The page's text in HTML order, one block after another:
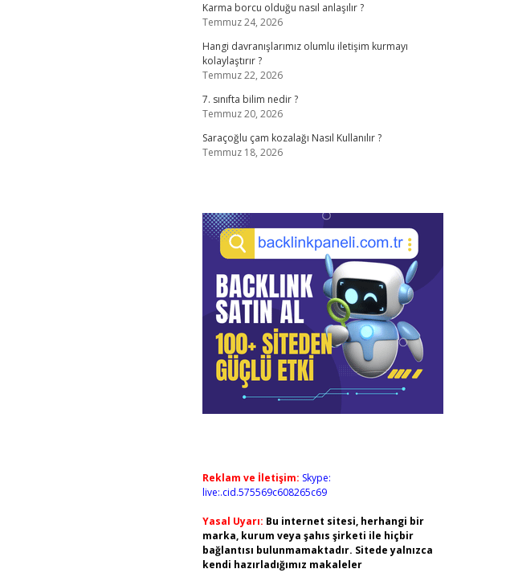
Karma borcu olduğu nasıl anlaşılır ?
Temmuz 24, 2026
Hangi davranışlarımız olumlu iletişim kurmayı
kolaylaştırır ?
Temmuz 22, 2026
7. sınıfta bilim nedir ?
Temmuz 20, 2026
Saraçoğlu çam kozalağı Nasıl Kullanılır ?
Temmuz 18, 2026
Reklam ve İletişim: Skype:
live:.cid.575569c608265c69
Yasal Uyarı: Bu internet sitesi, herhangi bir
marka, kurum veya şahıs şirketi ile hiçbir
bağlantısı bulunmamaktadır. Sitede yalnızca
kendi hazırladığımız makaleler